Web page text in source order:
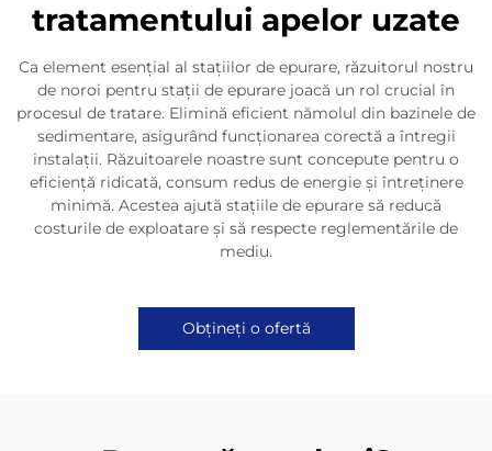
tratamentului apelor uzate
Ca element esențial al stațiilor de epurare, răzuitorul nostru
de noroi pentru stații de epurare joacă un rol crucial în
procesul de tratare. Elimină eficient nămolul din bazinele de
sedimentare, asigurând funcționarea corectă a întregii
instalații. Răzuitoarele noastre sunt concepute pentru o
eficiență ridicată, consum redus de energie și întreținere
minimă. Acestea ajută stațiile de epurare să reducă
costurile de exploatare și să respecte reglementările de
mediu.
Obțineți o ofertă